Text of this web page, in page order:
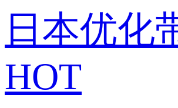
日本优化
HOT